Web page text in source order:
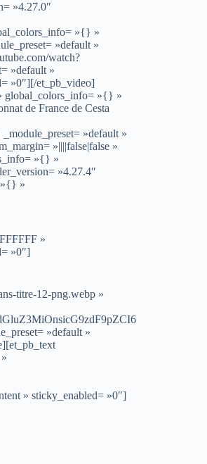
»4.27.0″
»{} »
»default »
watch?
»default »
»0″][/et_pb_video]
global_colors_info= »{} »
de France de Cesta
»default »
»||||false|false »
»{} »
»4.27.4″
»{} »
»
»0″]
titre-12-png.webp »
»default »
» sticky_enabled= »0″]